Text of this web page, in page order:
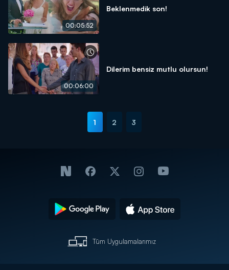
00:05:52
Beklenmedik son!
00:06:00
Dilerim bensiz mutlu olursun!
1 2 3
Tüm Uygulamalarımız